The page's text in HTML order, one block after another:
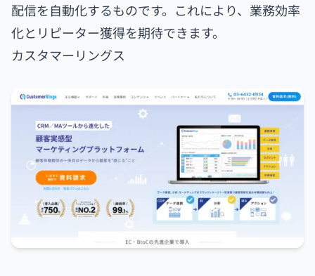
配信を自動化するものです。これにより、業務効率
化とリピーター獲得を期待できます。
カスタマーリングス